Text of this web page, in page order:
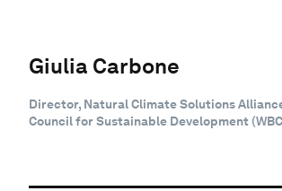
Giulia Carbone
Director, Natural Climate Solutions
Council for Sustainable Development